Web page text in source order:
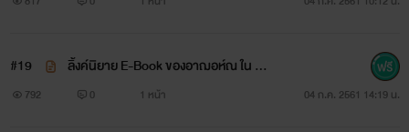
สำหรับฌอห์ณ ม่อนฝ้ายคือ เด็กผู้หญิงเพียงคนเดียวที่จะได้รับ
#19
ลิ้งค์นิยาย E-Book ของอาฌอห์ณ ใน M
ebmarket จ้า
792 0 1 หน้า 04 ก.ค. 2561 14:19 น.